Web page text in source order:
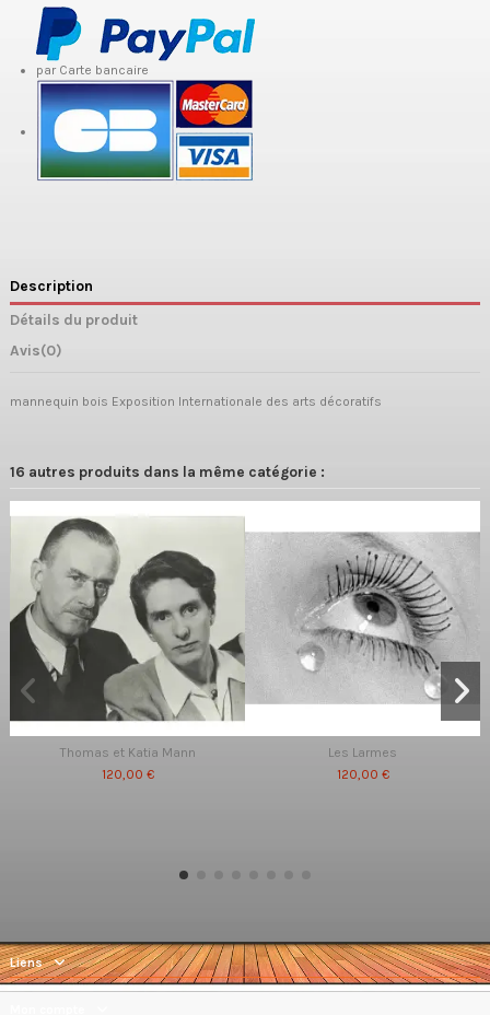
par Carte bancaire
Description
Détails du produit
Avis(0)
mannequin bois Exposition Internationale des arts décoratifs
16 autres produits dans la même catégorie :
Thomas et Katia Mann
120,00 €
Les Larmes
120,00 €
Liens